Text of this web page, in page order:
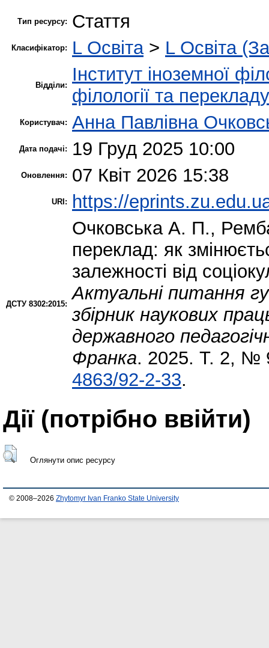
Тип ресурсу: Стаття
Класифікатор: L Освіта> L Освіта
Відділи:
Інститут іноземної
філології та перекладу
Користувач: Анна Павлівна
Дата подачі: 19 Груд 2025 10:00
Оновлення: 07 Квіт 2026 15:38
URI: https://
ДСТУ 8302:2015:
Очковська А. П.,
переклад: як
залежності від
Актуальні питання
збірник наукових
державного
Франка. 2025. Т. 2, №
4863/92-2-33.
Дії ​​(потрібно ввійти)
Оглянути опис ресурсу
© 2008–2026 Zhytomyr Ivan Franko State University